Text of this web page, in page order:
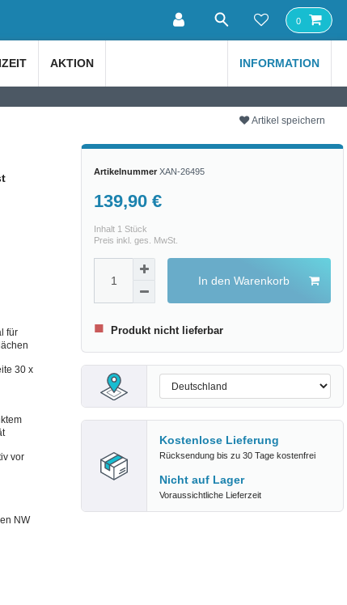
0
AKTION INFORMATION
Artikel speichern
für
30 x
vor
NW
ArtikelnummerXAN-26495
139,90 €
Inhalt 1Stück
Preis inkl. ges. MwSt.
In den Warenkorb
■ Produkt nicht lieferbar
Kostenlose Lieferung
Rücksendung bis zu 30 Tage kostenfrei
Nicht auf Lager
Voraussichtliche Lieferzeit